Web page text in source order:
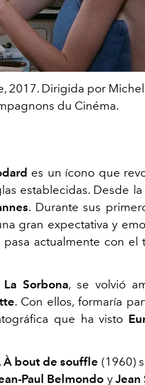
2017. Dirigida por Michel
du Cinéma.
es un ícono que
establecidas. Desde
. Durante sus
gran expectativa y
actualmente con el
La Sorbona, se volvió
. Con ellos, formaría
que ha visto
À bout de souffle (1960)
Paul Belmondo y Jean